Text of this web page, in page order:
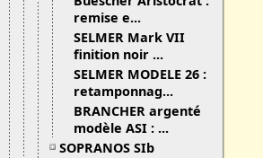
remise e...
SELMER Mark VII
finition noir ...
SELMER MODELE 26 :
retamponnag...
BRANCHER argenté
modèle ASI : ...
SOPRANOS SIb